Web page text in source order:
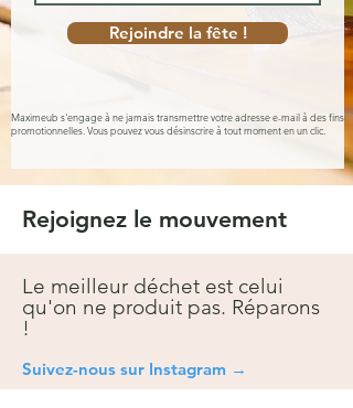
Rejoindre la fête !
Maximeub s'engage à ne jamais transmettre votre adresse e-mail à des fins
promotionnelles. Vous pouvez vous désinscrire à tout moment en un clic.
Rejoignez le mouvement
Le meilleur déchet est celui
qu'on ne produit pas. Réparons
!
Suivez-nous sur Instagram →